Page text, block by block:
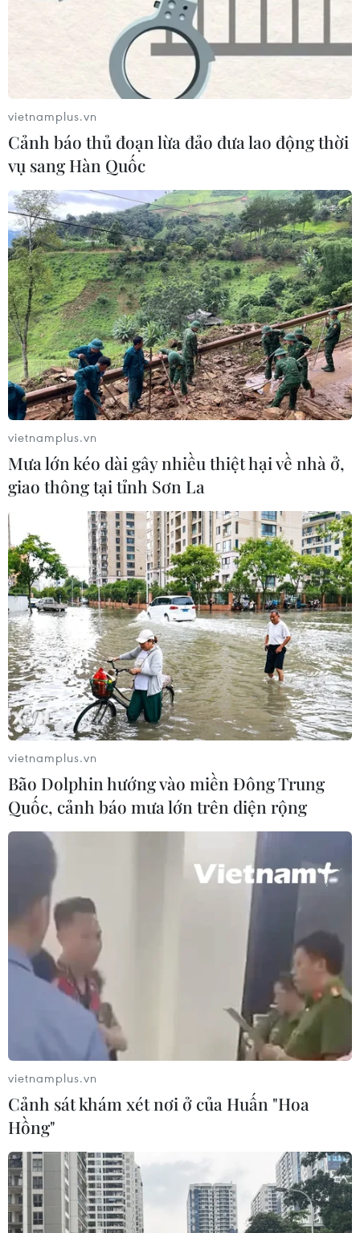
Kỳ thi Tốt nghiệp THPT năm 2025 dự kiến
diễn ra vào các ngày 26 và 27/6
Theo khung kế hoạch thời gian năm học 2024-2025 do
Bộ Giáo dục và Đào tạo ban hành, Kỳ thi Tốt nghiệp
trung học phổ thông năm 2025 dự kiến diễn ra trong
ngày 26 và ngày 27/6/2025.
Thi tốt nghiệp THPT từ 2025: Đề thi có
tính phân hóa cao hơn nhưng không khó
12/03/2024 06:40
Giáo sư Nguyễn Ngọc Hà, Phó Cục trưởng Cục Quản lý
chất lượng giáo dục khẳng định đề thi Tốt nghiệp Trung
học phổ thông từ năm 2025 có tính phân hóa cao hơn
nhưng không khó hơn.
vietnamplus.vn
Cảnh báo thủ đoạn lừa đảo đưa lao động thời
vụ sang Hàn Quốc
vietnamplus.vn
Mưa lớn kéo dài gây nhiều thiệt hại về nhà ở,
giao thông tại tỉnh Sơn La
vietnamplus.vn
Bão Dolphin hướng vào miền Đông Trung
Quốc, cảnh báo mưa lớn trên diện rộng
vietnamplus.vn
Cảnh sát khám xét nơi ở của Huấn "Hoa
Hồng"